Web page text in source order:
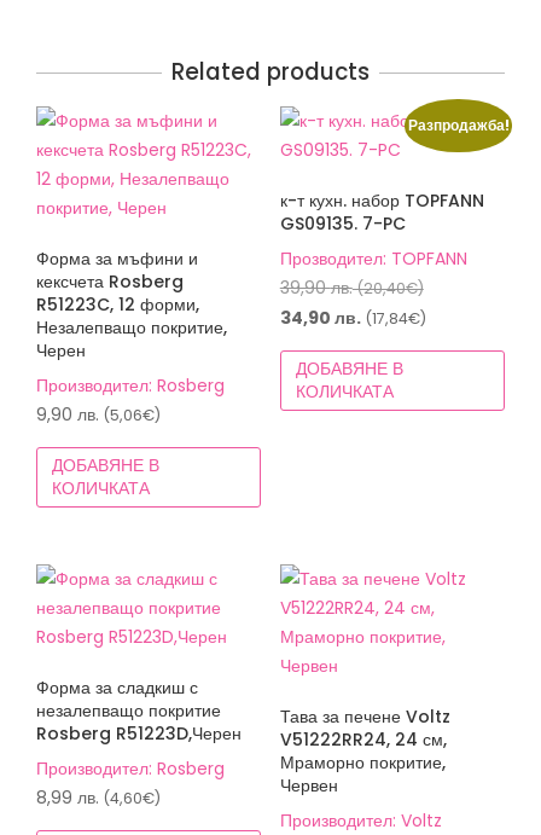
Related products
Форма за мъфини и
кексчета Rosberg
R51223C, 12 форми,
Незалепващо покритие,
Черен
Производител: Rosberg
9,90 лв. (5,06€)
ДОБАВЯНЕ В
КОЛИЧКАТА
Разпродажба!
к-т кухн. набор TOPFANN
GS09135. 7-PC
Прозводител: TOPFANN
39,90лв.(20,40€)Original
price
was:
(20,40€).
34,90 лв.(17,84€)Текущата
цена
34,90 лв.
ДОБАВЯНЕ В
КОЛИЧКАТА
Форма за сладкиш с
незалепващо покритие
Rosberg R51223D,Черен
Производител: Rosberg
8,99 лв. (4,60€)
Тава за печене Voltz
V51222RR24, 24 см,
Мраморно покритие,
Червен
Производител: Voltz